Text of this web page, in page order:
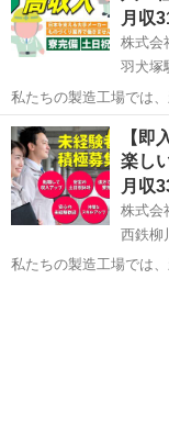
月収
株式会
羽犬塚
私たちの製造工場では
プロセスにおいて、品
た製品作りに貢献して
サポートが整っている
福岡 八女市 羽
【即
楽し
月収
株式会
西鉄柳
私たちの製造工場では